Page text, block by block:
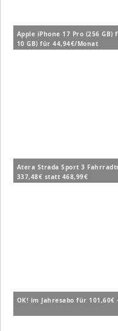
Apple iPhone 17 Pro (256 GB)
10 GB) für 44,94€/Monat
Atera Strada Sport 3
337,48€ statt 468,99€
OK! im Jahresabo für